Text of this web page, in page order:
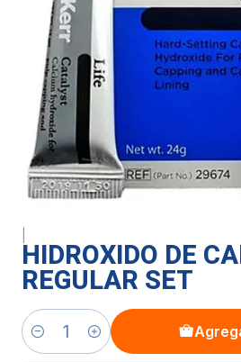
HIDROXIDO DE
REGULAR SET
Cantidad